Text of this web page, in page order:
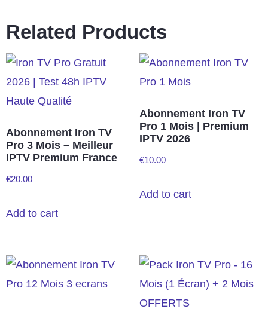
Related Products
Abonnement Iron TV
Pro 3 Mois – Meilleur
IPTV Premium France
€20.00
Add to cart
Abonnement Iron TV
Pro 1 Mois | Premium
IPTV 2026
€10.00
Add to cart